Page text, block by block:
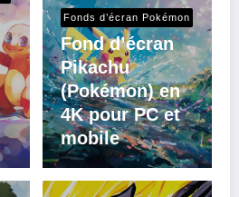
Fonds d’écran Pokémon
Fond d’écran
Pikachu
(Pokémon) en
4K pour PC et
mobile